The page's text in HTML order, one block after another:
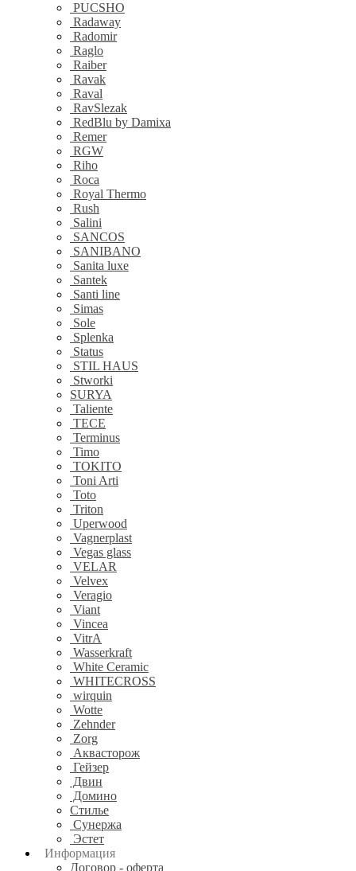
PUCSHO
Radaway
Radomir
Raglo
Raiber
Ravak
Raval
RavSlezak
RedBlu by Damixa
Remer
RGW
Riho
Roca
Royal Thermo
Rush
Salini
SANCOS
SANIBANO
Sanita luxe
Santek
Santi line
Simas
Sole
Splenka
Status
STIL HAUS
Stworki
SURYA
Taliente
TECE
Terminus
Timo
TOKITO
Toni Arti
Toto
Triton
Uperwood
Vagnerplast
Vegas glass
VELAR
Velvex
Veragio
Viant
Vincea
VitrA
Wasserkraft
White Ceramic
WHITECROSS
wirquin
Wotte
Zehnder
Zorg
Аквасторож
Гейзер
Двин
Домино
Стилье
Сунержа
Эстет
Информация
Договор - оферта